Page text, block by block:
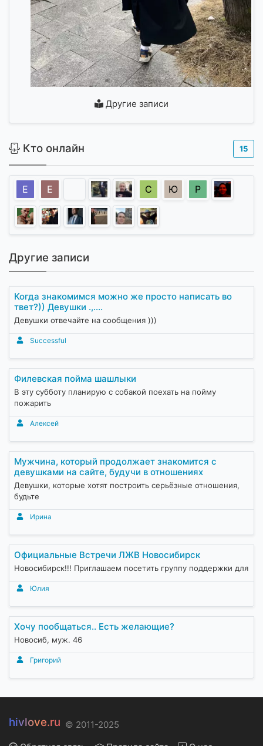
Другие записи
Кто онлайн 15
Е Е С Ю Р
Другие записи
Когда знакомимся можно же просто написать во
твет?)) Девушки .,....
Девушки отвечайте на сообщения )))
Successful
Филевская пойма шашлыки
В эту субботу планирую с собакой поехать на пойму
пожарить
Алексей
Мужчина, который продолжает знакомится с
девушками на сайте, будучи в отношениях
Девушки, которые хотят построить серьёзные отношения,
будьте
Ирина
Официальные Встречи ЛЖВ Новосибирск
Новосибирск!!! Приглашаем посетить группу поддержки для
Юлия
Хочу пообщаться.. Есть желающие?
Новосиб, муж. 46
Григорий
hivlove.ru © 2011-2025